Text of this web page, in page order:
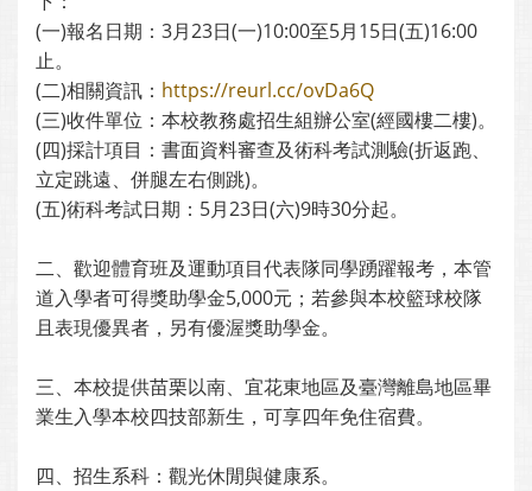
(一)報名日期：3月23日(一)10:00至5月15日(五)16:00
止。
(二)相關資訊： https://reurl.cc/ovDa6Q
(三)收件單位：本校教務處招生組辦公室(經國樓二樓)。
(四)採計項目：書面資料審查及術科考試測驗(折返跑、
立定跳遠、併腿左右側跳)。
(五)術科考試日期：5月23日(六)9時30分起。
二、歡迎體育班及運動項目代表隊同學踴躍報考，本管
道入學者可得獎助學金5,000元；若參與本校籃球校隊
且表現優異者，另有優渥獎助學金。
三、本校提供苗栗以南、宜花東地區及臺灣離島地區畢
業生入學本校四技部新生，可享四年免住宿費。
四、招生系科：觀光休閒與健康系。